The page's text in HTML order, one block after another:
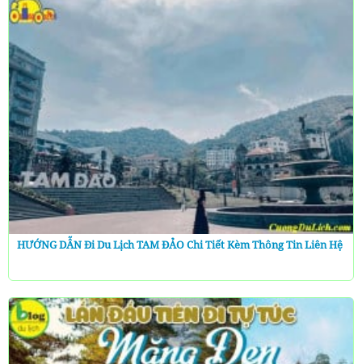
HƯỚNG DẪN Đi Du Lịch TAM ĐẢO Chi Tiết Kèm Thông Tin Liên Hệ